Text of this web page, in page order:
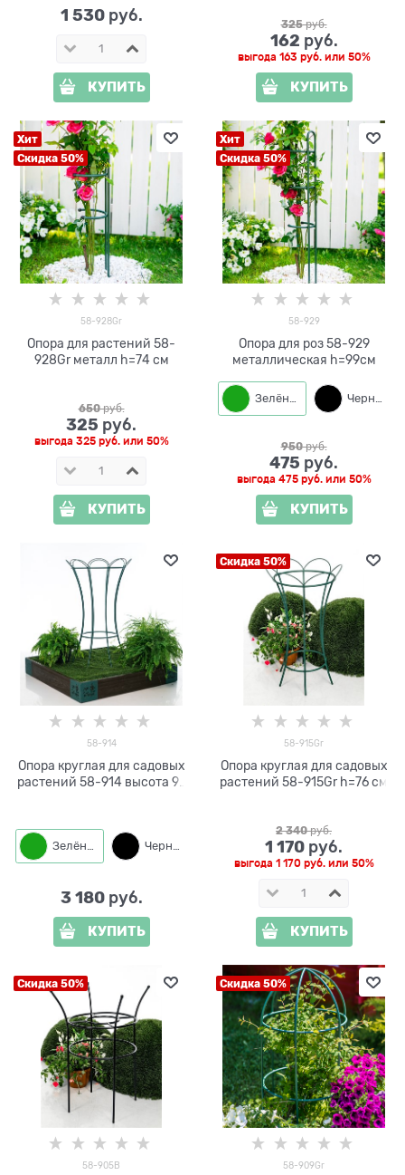
1 530 руб.
КУПИТЬ
325 руб.
162 руб.
выгода 163 руб.или 50%
КУПИТЬ
Хит
Скидка 50%
58-928Gr
Опора для растений 58-
928Gr металл h=74 см
650 руб.
325 руб.
выгода 325 руб.или 50%
КУПИТЬ
Хит
Скидка 50%
58-929
Опора для роз 58-929
металлическая h=99см
Зелёный Черный
950 руб.
475 руб.
выгода 475 руб.или 50%
КУПИТЬ
58-914
Опора круглая для садовых
растений 58-914 высота 95
Зелёный Черный
3 180 руб.
КУПИТЬ
Скидка 50%
58-915Gr
Опора круглая для садовых
растений 58-915Gr h=76 см
2 340 руб.
1 170 руб.
выгода 1 170 руб.или 50%
КУПИТЬ
Скидка 50%
58-905B
Скидка 50%
58-909Gr